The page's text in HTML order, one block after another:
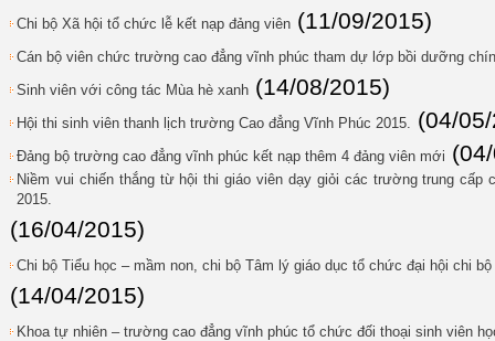
Chi bộ Xã hội tổ chức lễ kết nạp đảng viên (11/09/2015)
Cán bộ viên chức trường cao đẳng vĩnh phúc tham dự lớp bồi dưỡng
Sinh viên với công tác Mùa hè xanh (14/08/2015)
Hội thi sinh viên thanh lịch trường Cao đẳng Vĩnh Phúc 2015. (04/
Đảng bộ trường cao đẳng vĩnh phúc kết nạp thêm 4 đảng viên mới
Niềm vui chiến thắng từ hội thi giáo viên dạy giỏi các trường trung cấp
2015.
(16/04/2015)
Chi bộ Tiểu học – mầm non, chi bộ Tâm lý giáo dục tổ chức đại hội chi
(14/04/2015)
Khoa tự nhiên – trường cao đẳng vĩnh phúc tổ chức đối thoại sinh viên